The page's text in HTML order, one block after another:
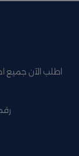
اطلب الآن جميع
رقم